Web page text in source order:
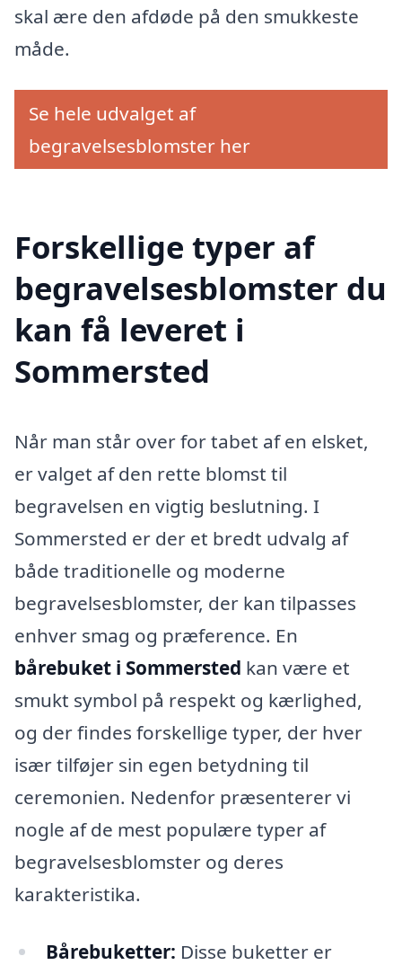
skal ære den afdøde på den smukkeste
måde.
Se hele udvalget af
begravelsesblomster her
Forskellige typer af
begravelsesblomster du
kan få leveret i
Sommersted
Når man står over for tabet af en elsket,
er valget af den rette blomst til
begravelsen en vigtig beslutning. I
Sommersted er der et bredt udvalg af
både traditionelle og moderne
begravelsesblomster, der kan tilpasses
enhver smag og præference. En
bårebuket i Sommersted kan være et
smukt symbol på respekt og kærlighed,
og der findes forskellige typer, der hver
især tilføjer sin egen betydning til
ceremonien. Nedenfor præsenterer vi
nogle af de mest populære typer af
begravelsesblomster og deres
karakteristika.
Bårebuketter: Disse buketter er